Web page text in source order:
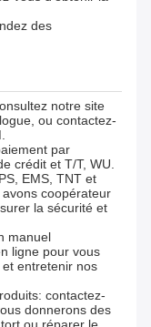
des
notre site
ou contactez-
par
crédit et T/T, WU.
EMS, TNT et
coopérateur
la sécurité et
manuel
ligne pour vous
entretenir nos
contactez-
donnerons des